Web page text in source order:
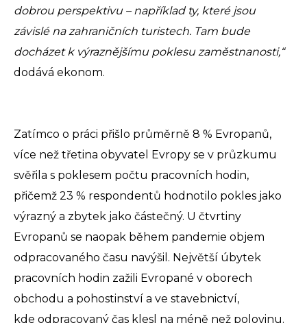
dobrou perspektivu – například ty, které jsou
závislé na zahraničních turistech. Tam bude
docházet k výraznějšímu poklesu zaměstnanosti,“
dodává ekonom.
Zatímco o práci přišlo průměrně 8 % Evropanů,
více než třetina obyvatel Evropy se v průzkumu
svěřila s poklesem počtu pracovních hodin,
přičemž 23 % respondentů hodnotilo pokles jako
výrazný a zbytek jako částečný. U čtvrtiny
Evropanů se naopak během pandemie objem
odpracovaného času navýšil. Největší úbytek
pracovních hodin zažili Evropané v oborech
obchodu a pohostinství a ve stavebnictví,
kde odpracovaný čas klesl na méně než polovinu.